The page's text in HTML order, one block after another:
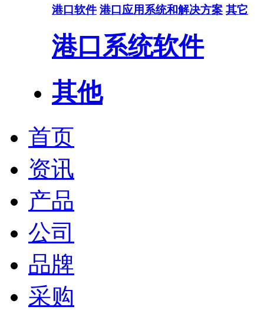
港口软件 港口应用系统和解决方案 其它
港口系统软件
其他
首页
资讯
产品
公司
品牌
采购